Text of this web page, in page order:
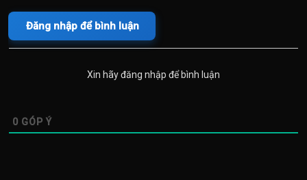
Đăng nhập để bình luận
Xin hãy đăng nhập để bình luận
0 GÓP Ý